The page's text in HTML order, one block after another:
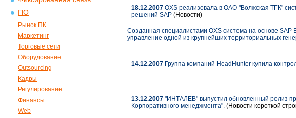
ПО
Рынок ПК
Маркетинг
Торговые сети
Оборудование
Outsourcing
Кадры
Регулирование
Финансы
Web
18.12.2007 OXS реализовала в ОАО "Волжская ТГК"
решений SAP (Новости)
Созданная специалистами OXS система на основе
управление одной из крупнейших территориальных
14.12.2007 Группа компаний HeadHunter купила
13.12.2007 "ИНТАЛЕВ" выпустил обновленный релиз
Корпоративного менеджмента". (Новости короткой